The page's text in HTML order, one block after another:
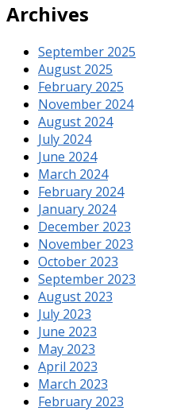
Archives
September 2025
August 2025
February 2025
November 2024
August 2024
July 2024
June 2024
March 2024
February 2024
January 2024
December 2023
November 2023
October 2023
September 2023
August 2023
July 2023
June 2023
May 2023
April 2023
March 2023
February 2023